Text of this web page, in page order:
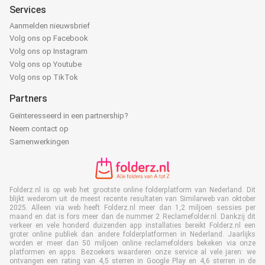
Services
Aanmelden nieuwsbrief
Volg ons op Facebook
Volg ons op Instagram
Volg ons op Youtube
Volg ons op TikTok
Partners
Geïnteresseerd in een partnership?
Neem contact op
Samenwerkingen
Folderz.nl is op web het grootste online folderplatform van Nederland. Dit
blijkt wederom uit de meest recente resultaten van Similarweb van oktober
2025. Alleen via web heeft Folderz.nl meer dan 1,2 miljoen sessies per
maand en dat is fors meer dan de nummer 2 Reclamefolder.nl. Dankzij dit
verkeer en vele honderd duizenden app installaties bereikt Folderz.nl een
groter online publiek dan andere folderplatformen in Nederland. Jaarlijks
worden er meer dan 50 miljoen online reclamefolders bekeken via onze
platformen en apps. Bezoekers waarderen onze service al vele jaren: we
ontvangen een rating van 4,5 sterren in Google Play en 4,6 sterren in de